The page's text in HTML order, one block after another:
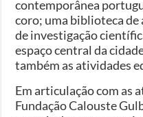
contemporânea
coro; uma biblioteca
de investigação
espaço central da
também as atividades
Em articulação com as
Fundação Calouste